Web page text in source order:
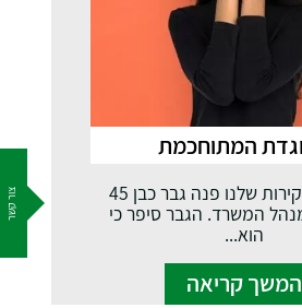
צור קשר
המתוחכמת
למשרד החקירות שלנו פנה גבר כבן 45
המשרד. הגבר סיפר כי
הוא...
המשך קריאה